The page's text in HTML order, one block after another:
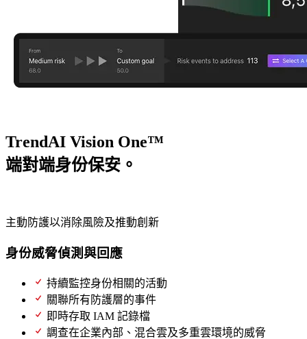
TrendAI Vision One™
端對端身份保安。
主動防護以消除風險及推動創新
身份威脅偵測與回應
持續監控身份相關的活動
關聯所有防護層的事件
即時存取 IAM 記錄檔
調查在企業內部、混合雲及多重雲環境的威脅